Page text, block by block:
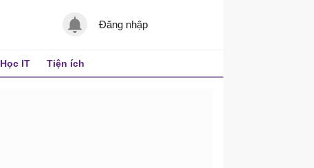
Đăng nhập
Học IT Tiện ích